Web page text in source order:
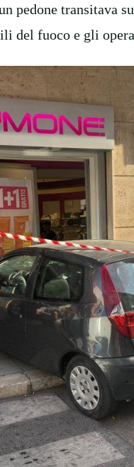
pedone transitava
del fuoco e gli